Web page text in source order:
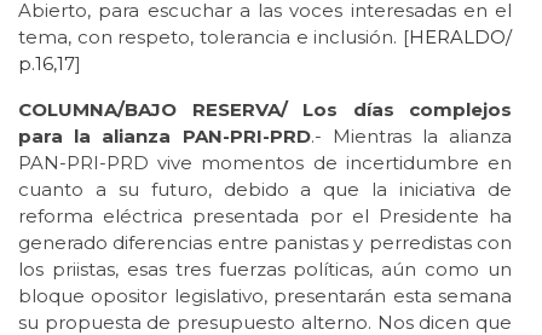
Abierto, para escuchar a las voces interesadas en el
tema, con respeto, tolerancia e inclusión. [HERALDO/
p.16,17]
COLUMNA/BAJO RESERVA/ Los días complejos
para la alianza PAN-PRI-PRD.- Mientras la alianza
PAN-PRI-PRD vive momentos de incertidumbre en
cuanto a su futuro, debido a que la iniciativa de
reforma eléctrica presentada por el Presidente ha
generado diferencias entre panistas y perredistas con
los priistas, esas tres fuerzas políticas, aún como un
bloque opositor legislativo, presentarán esta semana
su propuesta de presupuesto alterno. Nos dicen que